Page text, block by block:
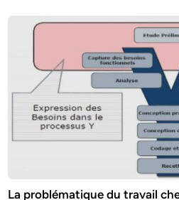
La problématique du travail